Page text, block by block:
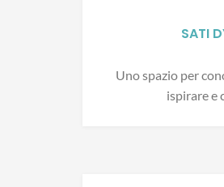
SATI
Uno spazio per
ispirare e